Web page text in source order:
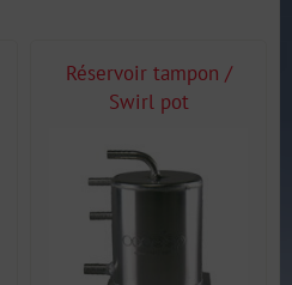
Réservoir tampon /
Swirl pot